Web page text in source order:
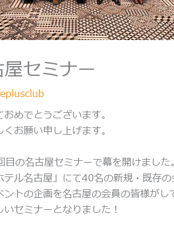
セミナー
めでとうございます。
お願い申し上げます。
の名古屋セミナーで幕を開けました。
テル名古屋」にて40名の新規・既存
トの企画を名古屋の会員の皆様がし
セミナーとなりました！